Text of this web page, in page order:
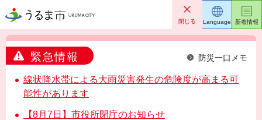
うるま市 閉じる
緊急情報 防災一口メモ
線状降水帯による大雨災害発生の危険度が高まる可
能性があります
【8月7日】市役所閉庁のお知らせ
Language 新着情報